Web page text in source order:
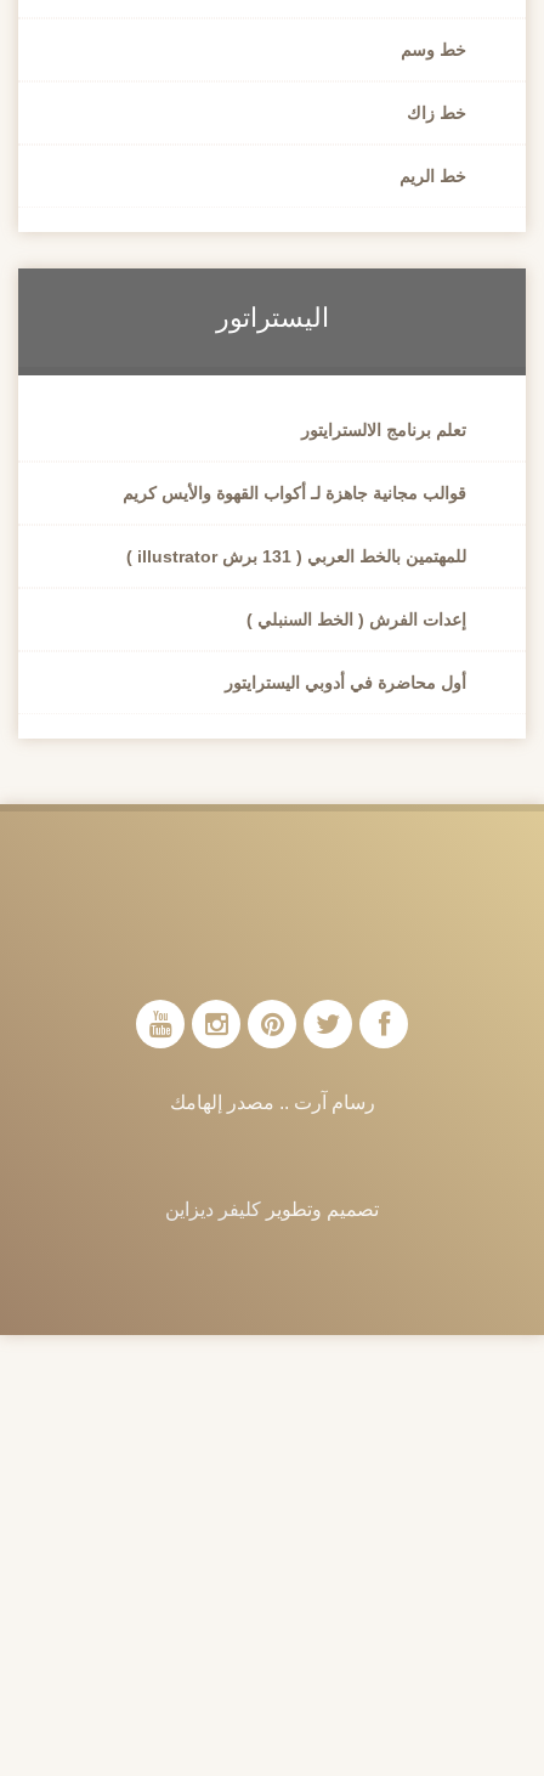
اليستراتور
تعلم برنامج الالسترايتور
قوالب مجانية جاهزة لـ أكواب القهوة والأيس كريم
للمهتمين بالخط العربي ( 131 برش illustrator )
إعدات الفرش ( الخط السنبلي )
أول محاضرة في أدوبي اليسترايتور
رسام آرت .. مصدر إلهامك
تصميم وتطوير كليفر ديزاين